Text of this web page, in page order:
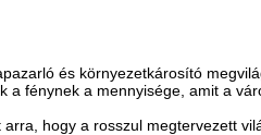
és környezetkárosító
fénynek a mennyisége, amit a
hogy a rosszul megtervezett